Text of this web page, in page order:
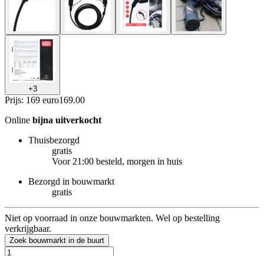
+3
Prijs: 169 euro169.00
Online bijna uitverkocht
Thuisbezorgd
gratis
Voor 21:00 besteld, morgen in huis
Bezorgd in bouwmarkt
gratis
Niet op voorraad in onze bouwmarkten. Wel op bestelling
verkrijgbaar.
Zoek bouwmarkt in de buurt